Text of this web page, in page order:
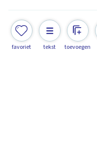
favoriet tekst toevoegen